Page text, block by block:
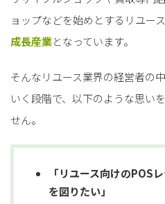
ョップなどを始めとするリユース
成長産業となっています。
そんなリユース業界の経営者の
いく段階で、以下のような思い
せん。
「リユース向けのPOS
を図りたい」